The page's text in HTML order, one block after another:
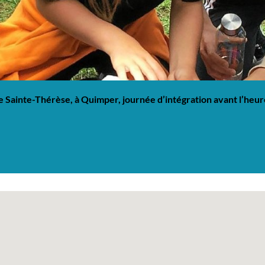
Thérèse, à Quimper, journée d’intégration avant